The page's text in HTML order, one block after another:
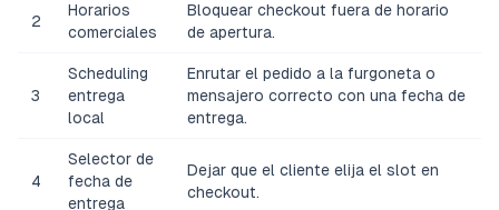
2
Horarios
comerciales
Bloquear checkout fuera de horario
de apertura.
3
Scheduling
entrega
local
Enrutar el pedido a la furgoneta o
mensajero correcto con una fecha de
entrega.
4
Selector de
fecha de
entrega
Dejar que el cliente elija el slot en
checkout.